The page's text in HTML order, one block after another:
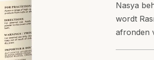
Nasya
wordt
afronden